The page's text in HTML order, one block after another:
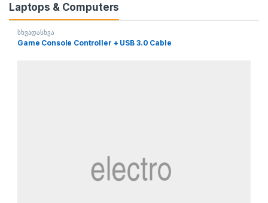
Laptops & Computers
სხვადასხვა
Game Console Controller + USB 3.0 Cable